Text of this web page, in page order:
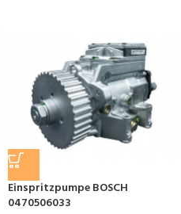
Einspritzpumpe BOSCH
0470506033